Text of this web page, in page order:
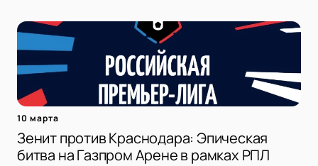
10 марта
Зенит против Краснодара: Эпическая
битва на Газпром Арене в рамках РПЛ